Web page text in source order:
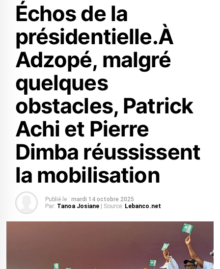
Échos de la
présidentielle.À
Adzopé, malgré
quelques
obstacles, Patrick
Achi et Pierre
Dimba réussissent
la mobilisation
Publié le : mardi 14 octobre 2025
Par: Tanoa Josiane | Source: Lebanco.net